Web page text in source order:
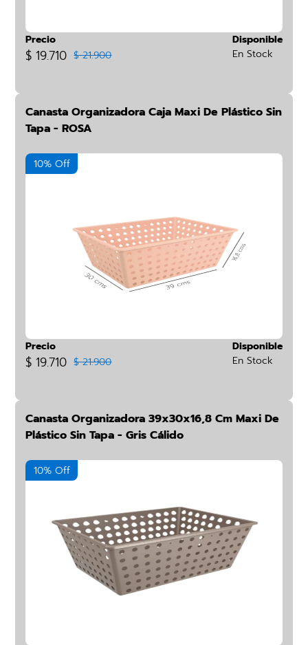
Precio
$ 19.710 $ 21.900
Disponible
En Stock
Canasta Organizadora Caja Maxi De Plástico Sin
Tapa - ROSA
10% Off
Precio
$ 19.710 $ 21.900
Disponible
En Stock
Canasta Organizadora 39x30x16,8 Cm Maxi De
Plástico Sin Tapa - Gris Cálido
10% Off